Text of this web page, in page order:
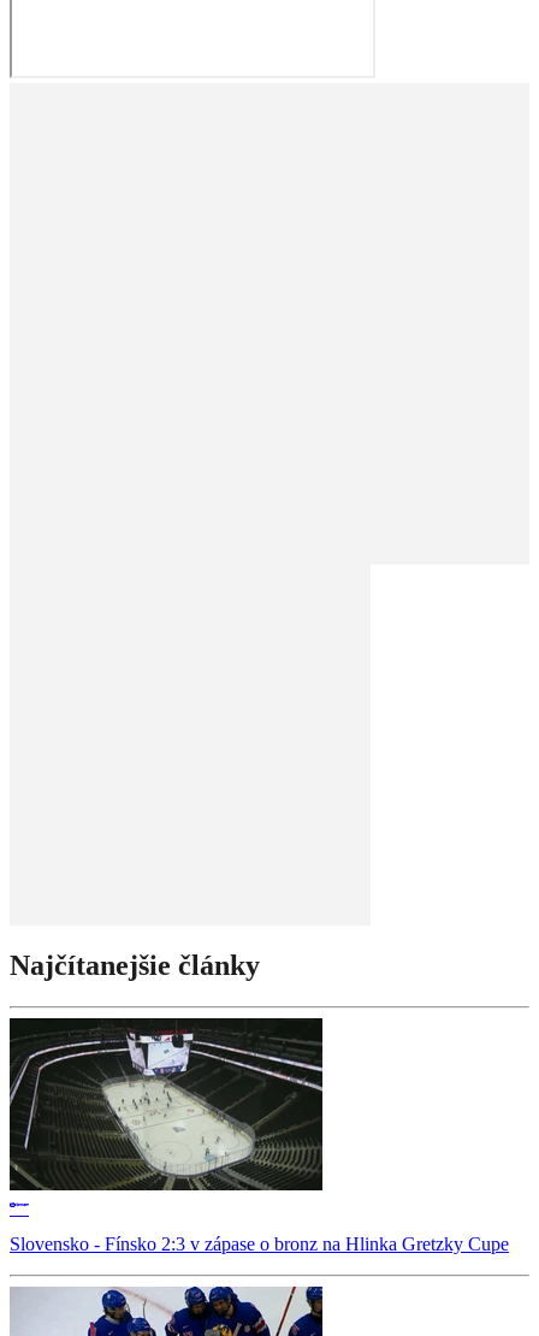
Najčítanejšie články
Slovensko - Fínsko 2:3 v zápase o bronz na Hlinka Gretzky Cupe